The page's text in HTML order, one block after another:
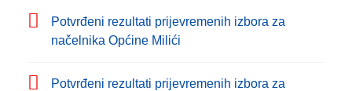
Potvrđeni rezultati prijevremenih izbora za
načelnika Općine Milići
Potvrđeni rezultati prijevremenih izbora za